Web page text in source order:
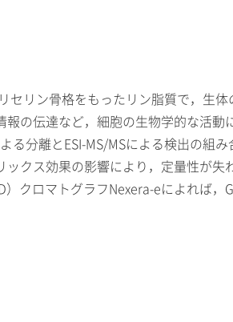
セリン骨格をもったリン脂質で，生
報の伝達など，細胞の生物学的な活
る分離とESI-MS/MSによる検出の組
ックス効果の影響により，定量性が
クロマトグラフNexera-eによれば，